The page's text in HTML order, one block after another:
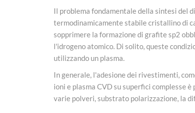
Il problema fondamentale della sintesi del
termodinamicamente stabile cristallino di
sopprimere la formazione di grafite sp2
l'idrogeno atomico. Di solito, queste
utilizzando un plasma.
In generale, l'adesione dei rivestimenti,
ioni e plasma CVD su superfici complesse
varie polveri, substrato polarizzazione, la